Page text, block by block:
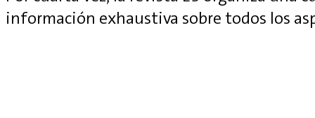
información exhaustiva sobre todos los